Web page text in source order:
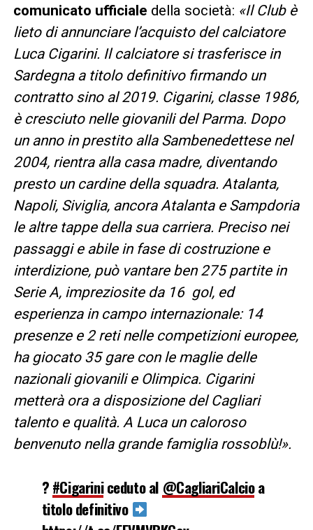
comunicato ufficiale della società: «Il Club è
lieto di annunciare l’acquisto del calciatore
Luca Cigarini. Il calciatore si trasferisce in
Sardegna a titolo definitivo firmando un
contratto sino al 2019. Cigarini, classe 1986,
è cresciuto nelle giovanili del Parma. Dopo
un anno in prestito alla Sambenedettese nel
2004, rientra alla casa madre, diventando
presto un cardine della squadra. Atalanta,
Napoli, Siviglia, ancora Atalanta e Sampdoria
le altre tappe della sua carriera. Preciso nei
passaggi e abile in fase di costruzione e
interdizione, può vantare ben 275 partite in
Serie A, impreziosite da 16 gol, ed
esperienza in campo internazionale: 14
presenze e 2 reti nelle competizioni europee,
ha giocato 35 gare con le maglie delle
nazionali giovanili e Olimpica. Cigarini
metterà ora a disposizione del Cagliari
talento e qualità. A Luca un caloroso
benvenuto nella grande famiglia rossoblù!».
?#Cigariniceduto al @CagliariCalcioa
titolo definitivo